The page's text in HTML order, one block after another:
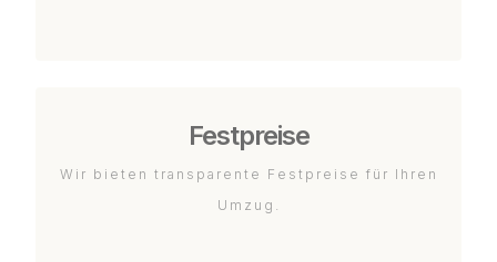
Festpreise
Wir bieten transparente Festpreise für Ihren
Umzug.